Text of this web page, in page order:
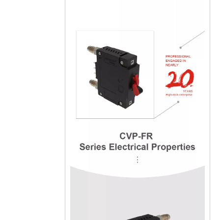
Actionneur à longue poignée de disjoncteur magnétique hydraulique CVP-FR par unité avec vis M5 et barrières de bornes 3P